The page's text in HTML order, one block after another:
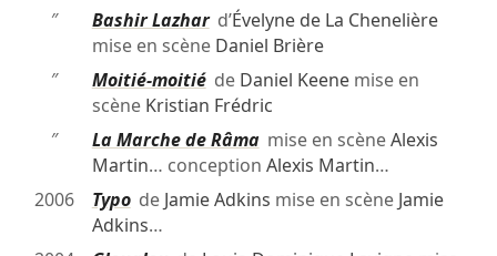
″
Bashir Lazhard’Évelyne de La Chenelière
mise en scène Daniel Brière
″
Moitié-moitiéde Daniel Keenemise en
scène Kristian Frédric
″
La Marche de Râmamise en scèneAlexis
Martin… conception Alexis Martin…
2006
Typode Jamie Adkins mise en scène Jamie
Adkins…